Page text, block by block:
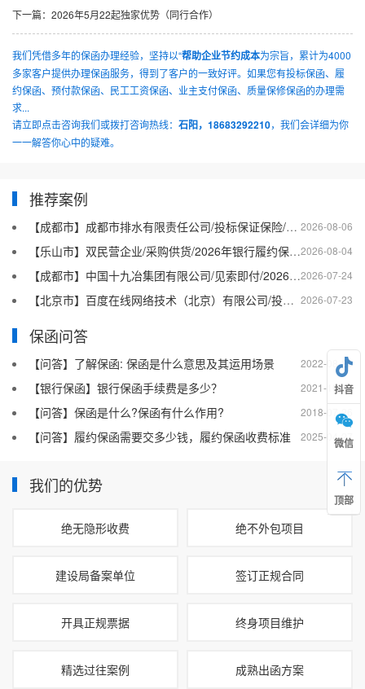
下一篇： 2026年5月22起独家优势（同行合作）
我们凭借多年的保函办理经验，坚持以“帮助企业节约成本为宗旨，累计为4000
多家客户提供办理保函服务，得到了客户的一致好评。如果您有投标保函、履
约保函、预付款保函、民工工资保函、业主支付保函、质量保修保函的办理需
求...
请立即点击咨询我们或拨打咨询热线： 石阳，18683292210，我们会详细为你
一一解答你心中的疑难。
推荐案例
2026-08-06
【成都市】成都市排水有限责任公司/投标保证保险/2026银行投标保函十三
2026-08-04
【乐山市】双民营企业/采购供货/2026年银行履约保函四十二
2026-07-24
【成都市】中国十九冶集团有限公司/见索即付/2026年银行履约保函四十一
2026-07-23
【北京市】百度在线网络技术（北京）有限公司/投标保函/2026银行投标保函十二
保函问答
2022-08-20
【问答】了解保函: 保函是什么意思及其运用场景
2021-10-19
【银行保函】银行保函手续费是多少？
2018-07-26
【问答】保函是什么?保函有什么作用?
2025-04-27
【问答】履约保函需要交多少钱，履约保函收费标准
我们的优势
绝无隐形收费 绝不外包项目
建设局备案单位 签订正规合同
开具正规票据 终身项目维护
精选过往案例 成熟出函方案
抖音
微信
顶部